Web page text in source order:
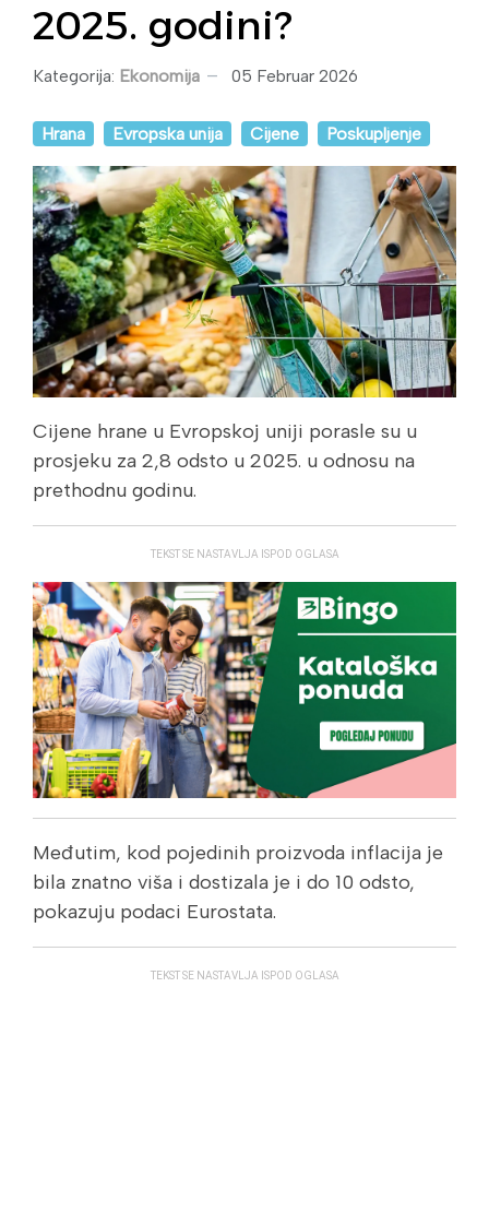
2025. godini?
Kategorija: Ekonomija 05 Februar 2026
Hrana Evropska unija Cijene Poskupljenje
Cijene hrane u Evropskoj uniji porasle su u
prosjeku za 2,8 odsto u 2025. u odnosu na
prethodnu godinu.
TEKST SE NASTAVLJA ISPOD OGLASA
Međutim, kod pojedinih proizvoda inflacija je
bila znatno viša i dostizala je i do 10 odsto,
pokazuju podaci Eurostata.
TEKST SE NASTAVLJA ISPOD OGLASA